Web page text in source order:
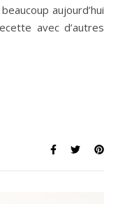
aujourd’hui
avec d’autres